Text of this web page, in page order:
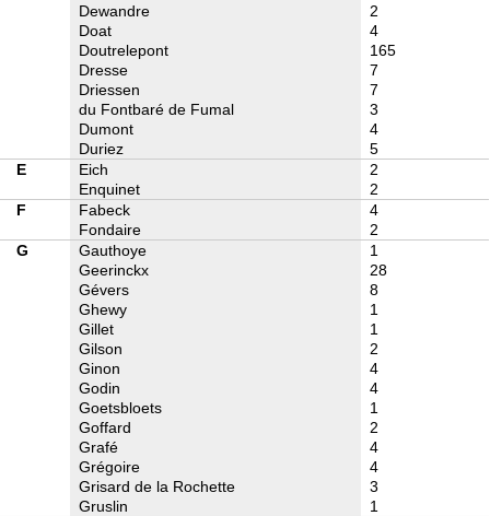
Dewandre
2
Doat
4
Doutrelepont
165
Dresse
7
Driessen
7
du Fontbaré de Fumal
3
Dumont
4
Duriez
5
E
Eich
2
Enquinet
2
F
Fabeck
4
Fondaire
2
G
Gauthoye
1
Geerinckx
28
Gévers
8
Ghewy
1
Gillet
1
Gilson
2
Ginon
4
Godin
4
Goetsbloets
1
Goffard
2
Grafé
4
Grégoire
4
Grisard de la Rochette
3
Gruslin
1